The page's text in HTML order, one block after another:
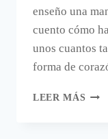
enseño una
cuento cómo
unos cuantos
forma de
LEER MÁS